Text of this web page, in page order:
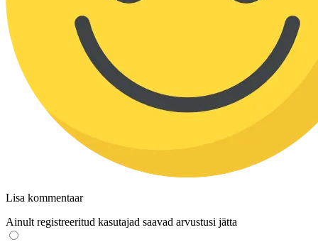
Lisa kommentaar
Ainult registreeritud kasutajad saavad arvustusi jätta